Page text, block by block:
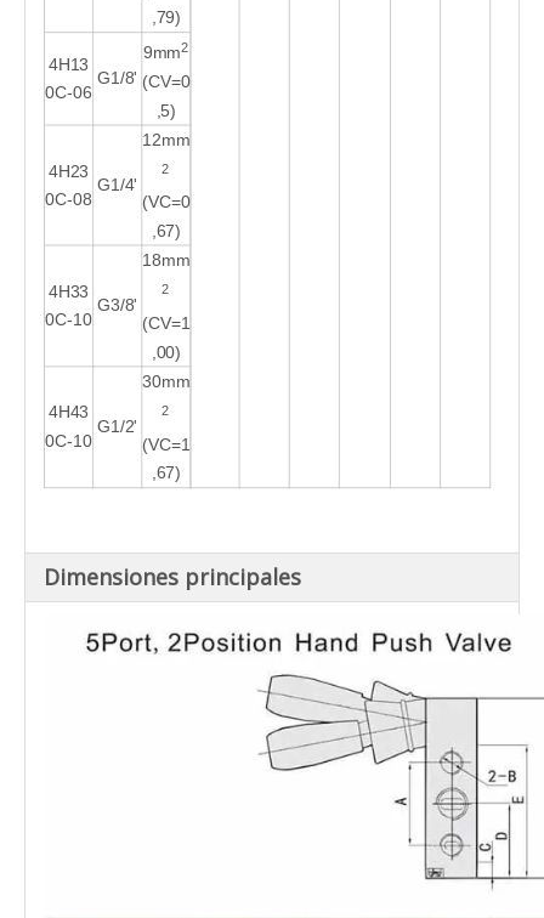
,79)
4H13
0C-06
G1/8'
9mm2
(CV=0
,5)
4H23
0C-08
G1/4'
12mm
2
(VC=0
,67)
4H33
0C-10
G3/8'
18mm
2
(CV=1
,00)
4H43
0C-10
G1/2'
30mm
2
(VC=1
,67)
Dimensiones principales